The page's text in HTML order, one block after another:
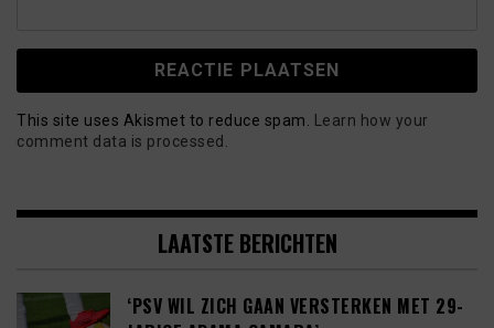
This site uses Akismet to reduce spam. Learn how your
comment data is processed.
LAATSTE BERICHTEN
‘PSV WIL ZICH GAAN VERSTERKEN MET 29-